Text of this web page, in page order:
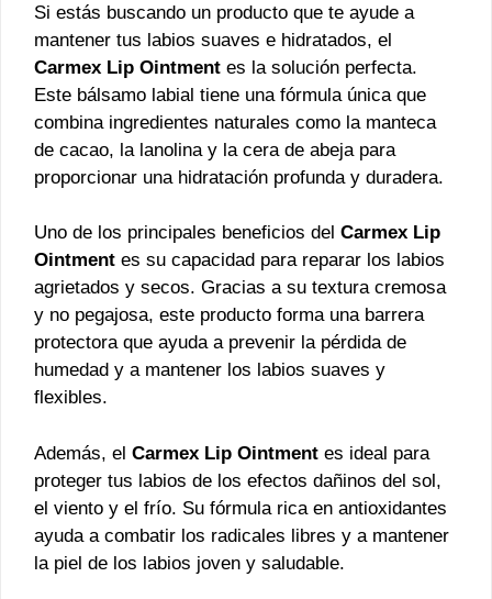
Si estás buscando un producto que te ayude a
mantener tus labios suaves e hidratados, el
Carmex Lip Ointment es la solución perfecta.
Este bálsamo labial tiene una fórmula única que
combina ingredientes naturales como la manteca
de cacao, la lanolina y la cera de abeja para
proporcionar una hidratación profunda y duradera.
Uno de los principales beneficios del Carmex Lip
Ointment es su capacidad para reparar los labios
agrietados y secos. Gracias a su textura cremosa
y no pegajosa, este producto forma una barrera
protectora que ayuda a prevenir la pérdida de
humedad y a mantener los labios suaves y
flexibles.
Además, el Carmex Lip Ointment es ideal para
proteger tus labios de los efectos dañinos del sol,
el viento y el frío. Su fórmula rica en antioxidantes
ayuda a combatir los radicales libres y a mantener
la piel de los labios joven y saludable.